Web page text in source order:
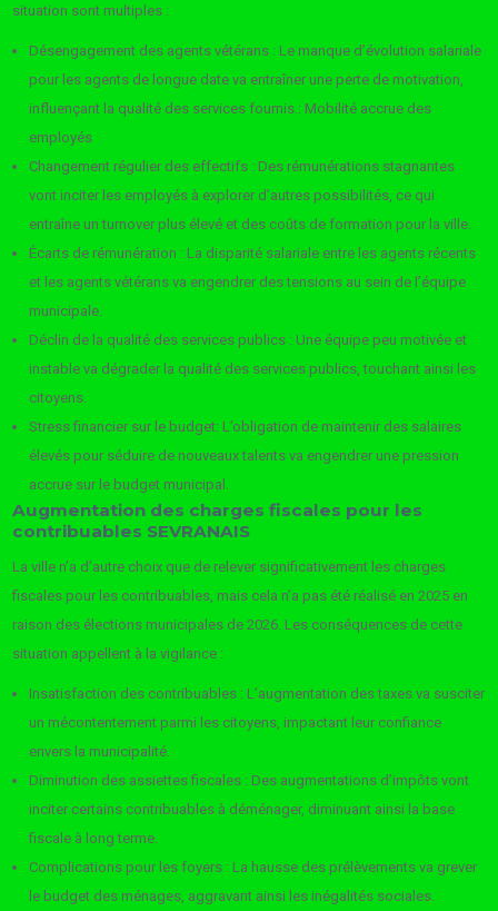
situation sont multiples :
Désengagement des agents vétérans : Le manque d’évolution salariale
pour les agents de longue date va entraîner une perte de motivation,
influençant la qualité des services fournis.: Mobilité accrue des
employés
Changement régulier des effectifs : Des rémunérations stagnantes
vont inciter les employés à explorer d’autres possibilités, ce qui
entraîne un turnover plus élevé et des coûts de formation pour la ville.
Écarts de rémunération : La disparité salariale entre les agents récents
et les agents vétérans va engendrer des tensions au sein de l’équipe
municipale.
Déclin de la qualité des services publics : Une équipe peu motivée et
instable va dégrader la qualité des services publics, touchant ainsi les
citoyens.
Stress financier sur le budget: L’obligation de maintenir des salaires
élevés pour séduire de nouveaux talents va engendrer une pression
accrue sur le budget municipal.
Augmentation des charges fiscales pour les
contribuables SEVRANAIS
La ville n’a d’autre choix que de relever significativement les charges
fiscales pour les contribuables, mais cela n’a pas été réalisé en 2025 en
raison des élections municipales de 2026. Les conséquences de cette
situation appellent à la vigilance :
Insatisfaction des contribuables : L’augmentation des taxes va susciter
un mécontentement parmi les citoyens, impactant leur confiance
envers la municipalité.
Diminution des assiettes fiscales : Des augmentations d’impôts vont
inciter certains contribuables à déménager, diminuant ainsi la base
fiscale à long terme.
Complications pour les foyers : La hausse des prélèvements va grever
le budget des ménages, aggravant ainsi les inégalités sociales.